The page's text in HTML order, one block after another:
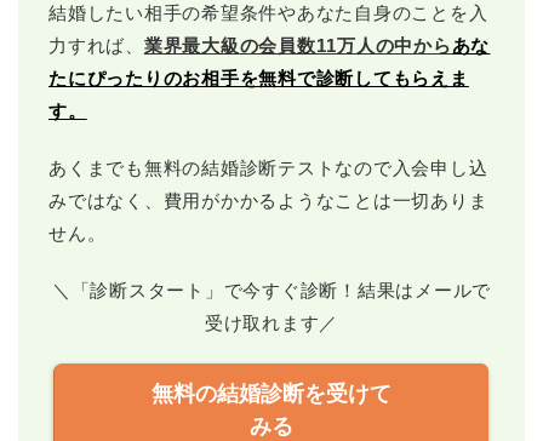
結婚したい相手の希望条件やあなた自身のことを入
力すれば、 業界最大級の会員数11万人の中からあな
たにぴったりのお相手を無料で診断してもらえま
す。
あくまでも無料の結婚診断テストなので入会申し込
みではなく、費用がかかるようなことは一切ありま
せん。
＼「診断スタート」で今すぐ診断！結果はメールで
受け取れます／
無料の結婚診断を受けて
みる